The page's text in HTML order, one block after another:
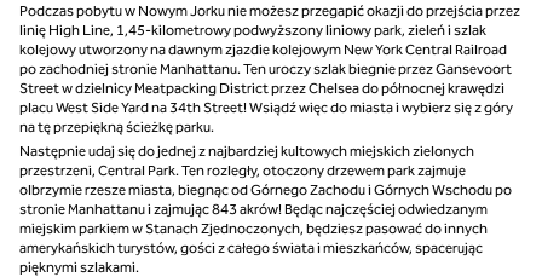
Podczas pobytu w Nowym Jorku nie możesz przegapić okazji do przejścia przez
linię High Line, 1,45-kilometrowy podwyższony liniowy park, zieleń i szlak
kolejowy utworzony na dawnym zjazdie kolejowym New York Central Railroad
po zachodniej stronie Manhattanu. Ten uroczy szlak biegnie przez Gansevoort
Street w dzielnicy Meatpacking District przez Chelsea do północnej krawędzi
placu West Side Yard na 34th Street! Wsiądź więc do miasta i wybierz się z góry
na tę przepiękną ścieżkę parku.
Następnie udaj się do jednej z najbardziej kultowych miejskich zielonych
przestrzeni, Central Park. Ten rozległy, otoczony drzewem park zajmuje
olbrzymie rzesze miasta, biegnąc od Górnego Zachodu i Górnych Wschodu po
stronie Manhattanu i zajmując 843 akrów! Będąc najczęściej odwiedzanym
miejskim parkiem w Stanach Zjednoczonych, będziesz pasować do innych
amerykańskich turystów, gości z całego świata i mieszkańców, spacerując
pięknymi szlakami.